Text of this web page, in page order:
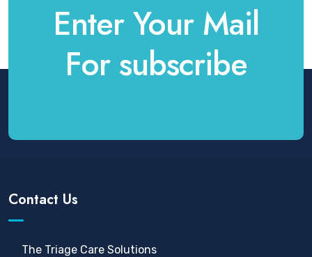
Enter Your Mail
For subscribe
Contact Us
The Triage Care Solutions